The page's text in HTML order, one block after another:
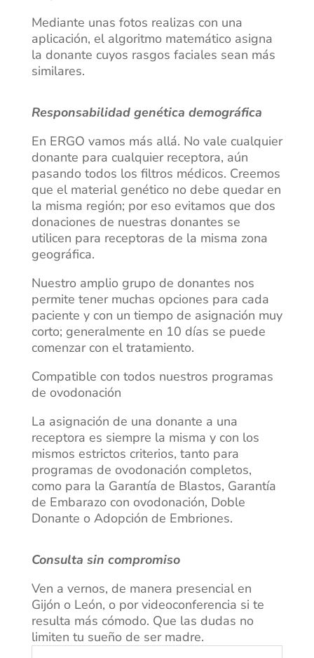
Mediante unas fotos realizas con una
aplicación, el algoritmo matemático asigna
la donante cuyos rasgos faciales sean más
similares.
Responsabilidad genética demográfica
En ERGO vamos más allá. No vale cualquier
donante para cualquier receptora, aún
pasando todos los filtros médicos. Creemos
que el material genético no debe quedar en
la misma región; por eso evitamos que dos
donaciones de nuestras donantes se
utilicen para receptoras de la misma zona
geográfica.
Nuestro amplio grupo de donantes nos
permite tener muchas opciones para cada
paciente y con un tiempo de asignación muy
corto; generalmente en 10 días se puede
comenzar con el tratamiento.
Compatible con todos nuestros programas
de ovodonación
La asignación de una donante a una
receptora es siempre la misma y con los
mismos estrictos criterios, tanto para
programas de ovodonación completos,
como para la Garantía de Blastos, Garantía
de Embarazo con ovodonación, Doble
Donante o Adopción de Embriones.
Consulta sin compromiso
Ven a vernos, de manera presencial en
Gijón o León, o por videoconferencia si te
resulta más cómodo. Que las dudas no
limiten tu sueño de ser madre.